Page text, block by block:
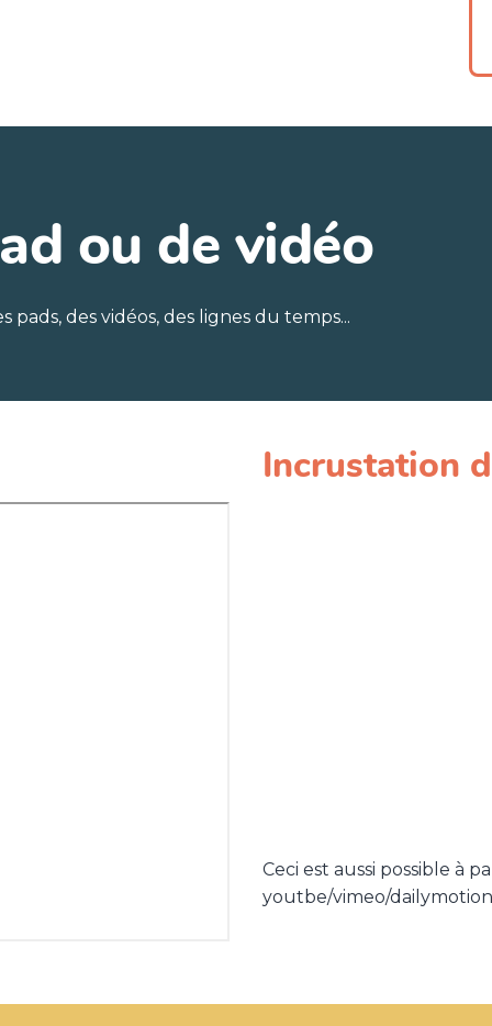
ou de vidéo
des vidéos, des lignes du temps...
Incrustation
Ceci est aussi possible à
youtbe/vimeo/